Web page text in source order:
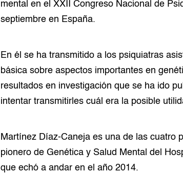
mental en el XXII Congreso Nacional de
septiembre en España.
En él se ha transmitido a los psiquiatras
básica sobre aspectos importantes en
resultados en investigación que se ha ido
intentar transmitirles cuál era la posible
Martínez Díaz-Caneja es una de las cuatro
pionero de Genética y Salud Mental del
que echó a andar en el año 2014.